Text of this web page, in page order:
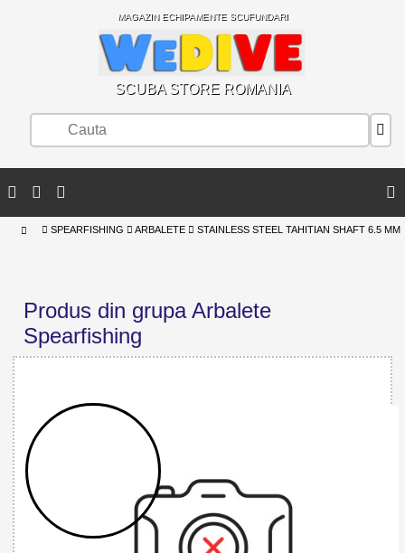
MAGAZIN ECHIPAMENTE SCUFUNDARI
SCUBA STORE ROMANIA
SPEARFISHING ARBALETE STAINLESS STEEL TAHITIAN SHAFT 6.5 MM
Produs din grupa Arbalete
Spearfishing